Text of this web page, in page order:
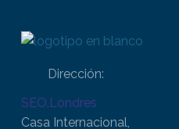
Dirección:
SEO.Londres
Casa Internacional,